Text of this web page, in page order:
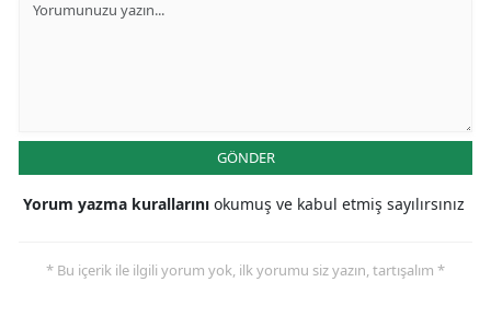
GÖNDER
Yorum yazma kurallarını okumuş ve kabul etmiş sayılırsınız
* Bu içerik ile ilgili yorum yok, ilk yorumu siz yazın, tartışalım *